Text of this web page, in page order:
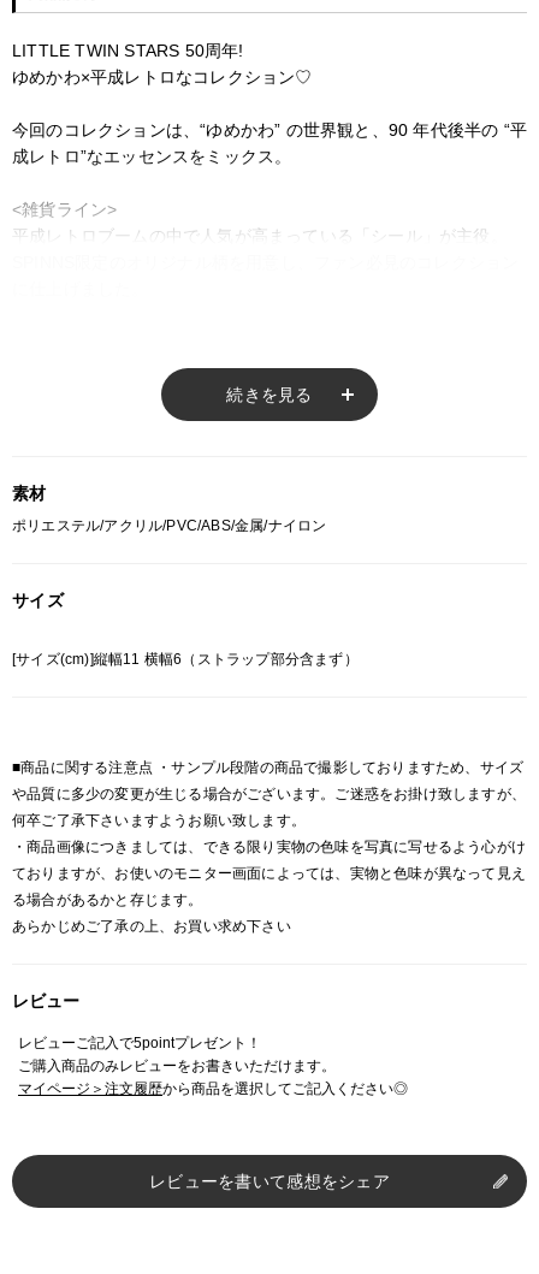
LITTLE TWIN STARS 50周年!
ゆめかわ×平成レトロなコレクション♡
今回のコレクションは、“ゆめかわ” の世界観と、90 年代後半の “平
成レトロ”なエッセンスをミックス。
<雑貨ライン>
平成レトロブームの中で人気が高まっている「シール」が主役。
続きを見る
素材
ポリエステル/アクリル/PVC/ABS/金属/ナイロン
サイズ
[サイズ(cm)]縦幅11 横幅6（ストラップ部分含まず）
■商品に関する注意点 ・サンプル段階の商品で撮影しておりますため、サイズ
や品質に多少の変更が生じる場合がございます。ご迷惑をお掛け致しますが、
何卒ご了承下さいますようお願い致します。
・商品画像につきましては、できる限り実物の色味を写真に写せるよう心がけ
ておりますが、お使いのモニター画面によっては、実物と色味が異なって見え
る場合があるかと存じます。
あらかじめご了承の上、お買い求め下さい
レビュー
レビューご記入で5pointプレゼント！
ご購入商品のみレビューをお書きいただけます。
マイページ＞注文履歴から商品を選択してご記入ください◎
レビューを書いて感想をシェア